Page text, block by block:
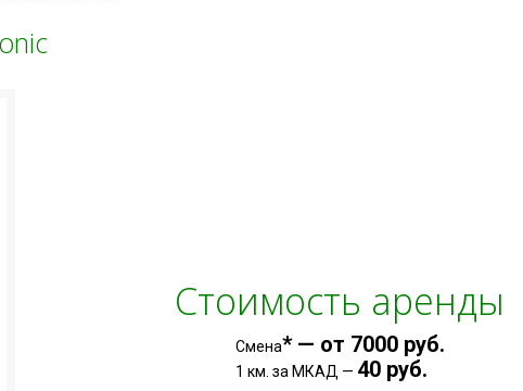
Стоимость аренды
Смена* — от 7000 руб.
1 км. за МКАД — 40 руб.